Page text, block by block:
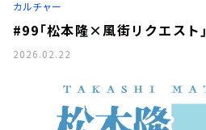
カルチャー
#99「松本隆×風街リクエスト」
2026.02.22